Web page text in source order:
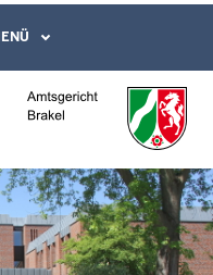
Gericht